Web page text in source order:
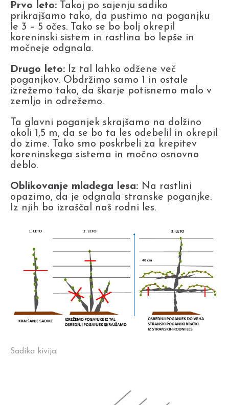
Prvo leto: Takoj po sajenju sadiko
prikrajšamo tako, da pustimo na poganjku
le 3 – 5 očes. Tako se bo bolj okrepil
koreninski sistem in rastlina bo lepše in
močneje odgnala.
Drugo leto: Iz tal lahko odžene več
poganjkov. Obdržimo samo 1 in ostale
izrežemo tako, da škarje potisnemo malo v
zemljo in odrežemo.
Ta glavni poganjek skrajšamo na dolžino
okoli 1,5 m, da se bo ta les odebelil in okrepil
do zime. Tako smo poskrbeli za krepitev
koreninskega sistema in močno osnovno
deblo.
Oblikovanje mladega lesa: Na rastlini
opazimo, da je odgnala stranske poganjke.
Iz njih bo izraščal naš rodni les.
Sadika kivija